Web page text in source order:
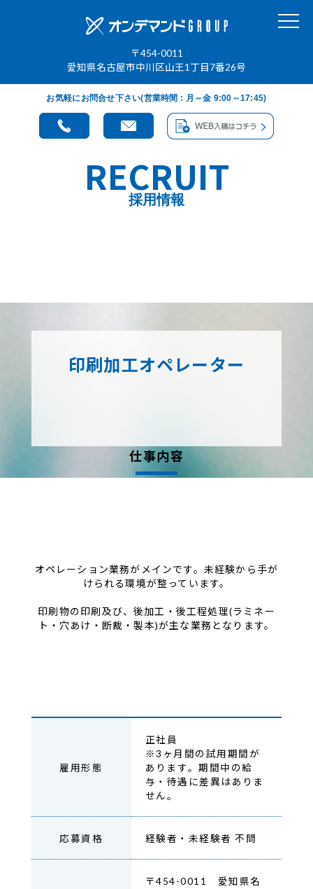
〒454-0011
愛知県名古屋市中川区山王1丁目7番26号
お気軽にお問合せ下さい(営業時間 : 月～金 9:00～17:45)
RECRUIT
採用情報
印刷加工オペレーター
仕事内容
オペレーション業務がメインです。未経験から手が
けられる環境が整っています。
印刷物の印刷及び、後加工・後工程処理(ラミネー
ト・穴あけ・断裁・製本)が主な業務となります。
雇用形態
正社員
※3ヶ月間の試用期間が
あります。期間中の給
与・待遇に差異はありま
せん。
応募資格 経験者・未経験者 不問
〒454-0011 愛知県名